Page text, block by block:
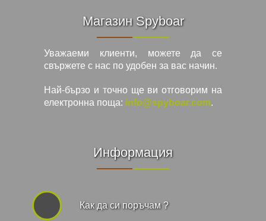
Магазин Spyboar
Уважаеми клиенти, можете да се
свържете с нас по удобен за вас начин.
Най-бързо и точно ще ви отговорим на
електронна поща: info@spyboar.com.
Информация
Как да си поръчам ?